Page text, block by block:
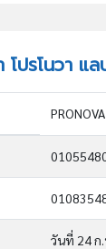
ปรโนวา แ
วันที่ 24 ก